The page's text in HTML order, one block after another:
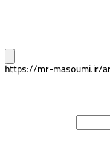
https://mr-masoumi.ir/